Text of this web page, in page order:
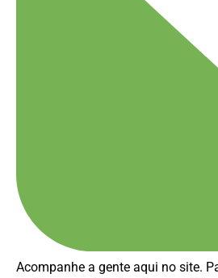
Acompanhe a gente aqui no site.